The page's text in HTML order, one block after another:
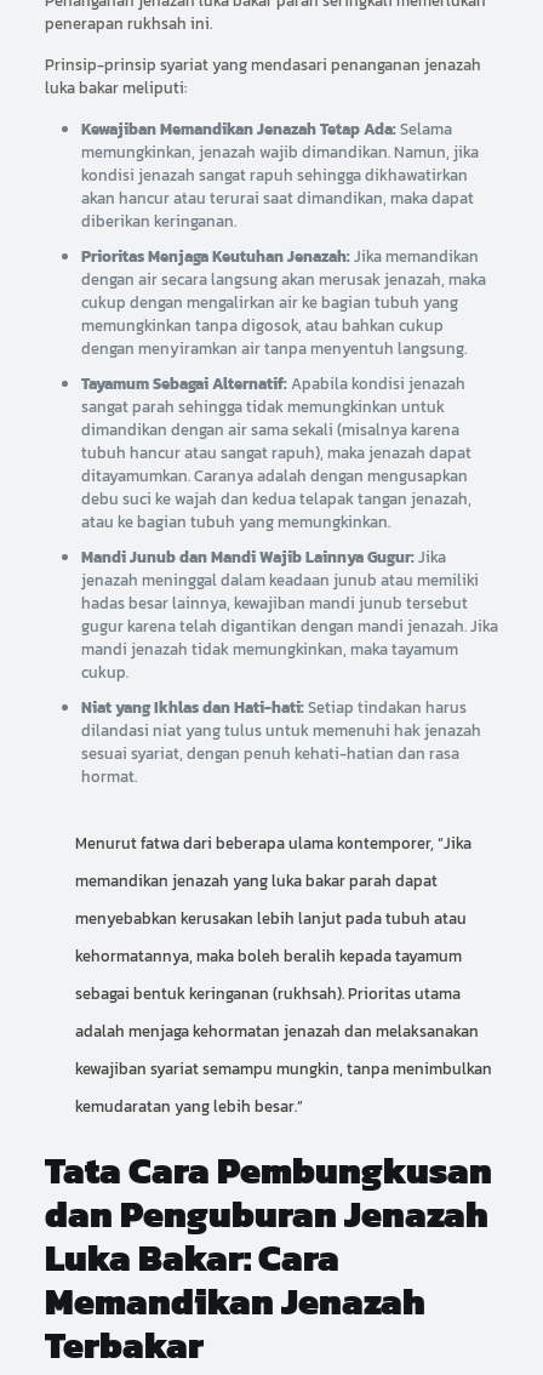
penerapan rukhsah ini.
Prinsip-prinsip syariat yang mendasari penanganan jenazah
luka bakar meliputi:
Kewajiban Memandikan Jenazah Tetap Ada:Selama
memungkinkan, jenazah wajib dimandikan. Namun, jika
kondisi jenazah sangat rapuh sehingga dikhawatirkan
akan hancur atau terurai saat dimandikan, maka dapat
diberikan keringanan.
Prioritas Menjaga Keutuhan Jenazah:Jika memandikan
dengan air secara langsung akan merusak jenazah, maka
cukup dengan mengalirkan air ke bagian tubuh yang
memungkinkan tanpa digosok, atau bahkan cukup
dengan menyiramkan air tanpa menyentuh langsung.
Tayamum Sebagai Alternatif:Apabila kondisi jenazah
sangat parah sehingga tidak memungkinkan untuk
dimandikan dengan air sama sekali (misalnya karena
tubuh hancur atau sangat rapuh), maka jenazah dapat
ditayamumkan. Caranya adalah dengan mengusapkan
debu suci ke wajah dan kedua telapak tangan jenazah,
atau ke bagian tubuh yang memungkinkan.
Mandi Junub dan Mandi Wajib Lainnya Gugur:Jika
jenazah meninggal dalam keadaan junub atau memiliki
hadas besar lainnya, kewajiban mandi junub tersebut
gugur karena telah digantikan dengan mandi jenazah. Jika
mandi jenazah tidak memungkinkan, maka tayamum
cukup.
Niat yang Ikhlas dan Hati-hati:Setiap tindakan harus
dilandasi niat yang tulus untuk memenuhi hak jenazah
sesuai syariat, dengan penuh kehati-hatian dan rasa
hormat.
Menurut fatwa dari beberapa ulama kontemporer, “Jika
memandikan jenazah yang luka bakar parah dapat
menyebabkan kerusakan lebih lanjut pada tubuh atau
kehormatannya, maka boleh beralih kepada tayamum
sebagai bentuk keringanan (rukhsah). Prioritas utama
adalah menjaga kehormatan jenazah dan melaksanakan
kewajiban syariat semampu mungkin, tanpa menimbulkan
kemudaratan yang lebih besar.”
Tata Cara Pembungkusan
dan Penguburan Jenazah
Luka Bakar: Cara
Memandikan Jenazah
Terbakar